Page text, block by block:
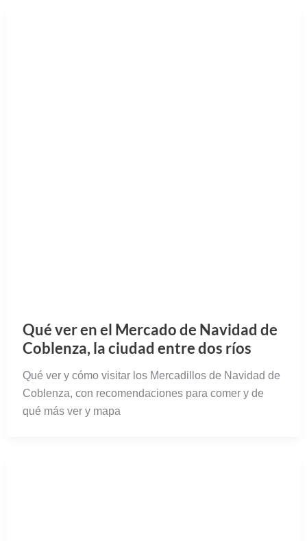
Qué ver en el Mercado de Navidad de
Coblenza, la ciudad entre dos ríos
Qué ver y cómo visitar los Mercadillos de Navidad de
Coblenza, con recomendaciones para comer y de
qué más ver y mapa